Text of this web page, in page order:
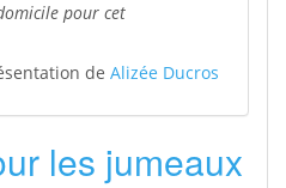
pour cet
de Alizée Ducros
les jumeaux